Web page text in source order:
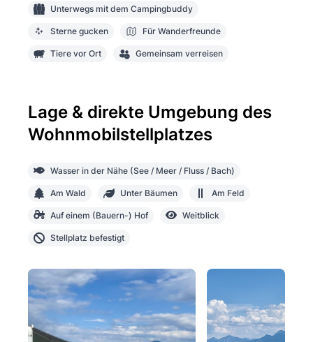
Unterwegs mit dem Campingbuddy
Sterne gucken Für Wanderfreunde
Tiere vor Ort Gemeinsam verreisen
Lage & direkte Umgebung des
Wohnmobilstellplatzes
Wasser in der Nähe (See / Meer / Fluss / Bach)
Am Wald Unter Bäumen Am Feld
Auf einem (Bauern-) Hof Weitblick
Stellplatz befestigt